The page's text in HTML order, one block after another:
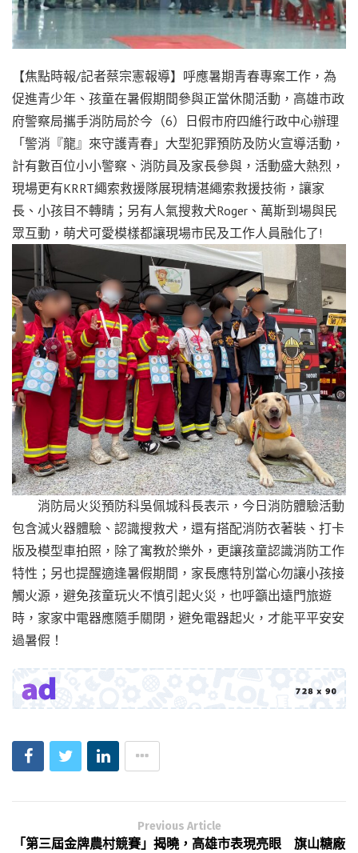
【焦點時報/記者蔡宗憲報導】呼應暑期青春專案工作，為
促進青少年、孩童在暑假期間參與正當休閒活動，高雄市政
府警察局攜手消防局於今（6）日假市府四維行政中心辦理
「警消『龍』來守護青春」大型犯罪預防及防火宣導活動，
計有數百位小小警察、消防員及家長參與，活動盛大熱烈，
現場更有KRRT繩索救援隊展現精湛繩索救援技術，讓家
長、小孩目不轉睛；另有人氣搜救犬Roger、萬斯到場與民
眾互動，萌犬可愛模樣都讓現場市民及工作人員融化了!
消防局火災預防科吳佩城科長表示，今日消防體驗活動
包含滅火器體驗、認識搜救犬，還有搭配消防衣著裝、打卡
版及模型車拍照，除了寓教於樂外，更讓孩童認識消防工作
特性；另也提醒適逢暑假期間，家長應特別當心勿讓小孩接
觸火源，避免孩童玩火不慎引起火災，也呼籲出遠門旅遊
時，家家中電器應隨手關閉，避免電器起火，才能平平安安
過暑假！
Previous Article
「第三屆金牌農村競賽」揭曉，高雄市表現亮眼 旗山糖廠